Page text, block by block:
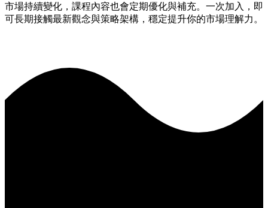
市場持續變化，課程內容也會定期優化與補充。一次加入，即
可長期接觸最新觀念與策略架構，穩定提升你的市場理解力。